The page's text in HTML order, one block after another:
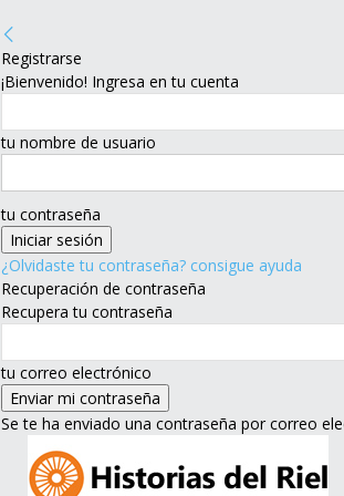
Registrarse
¡Bienvenido! Ingresa en tu cuenta
tu nombre de usuario
tu contraseña
¿Olvidaste tu contraseña? consigue ayuda
Recuperación de contraseña
Recupera tu contraseña
tu correo electrónico
Se te ha enviado una contraseña por correo